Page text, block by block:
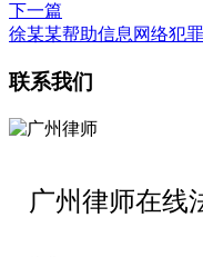
下一篇
徐某某帮助信息网络犯
联系我们
广州律师在线